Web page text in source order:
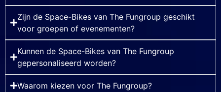
Zijn de Space-Bikes van The Fungroup geschikt
voor groepen of evenementen?
Kunnen de Space-Bikes van The Fungroup
gepersonaliseerd worden?
Waarom kiezen voor The Fungroup?